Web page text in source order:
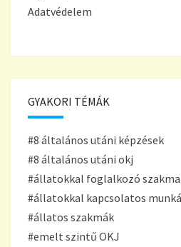
Adatvédelem
GYAKORI TÉMÁK
#8 általános utáni képzések
#8 általános utáni okj
#állatokkal foglalkozó szakma
#állatokkal kapcsolatos
#állatos szakmák
#emelt szintű OKJ